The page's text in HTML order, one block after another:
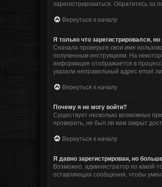
зарегистрироваться. Обратитесь
Вернуться к началу
Я только что зарегистрировался, но
Сначала проверьте свои имя
полученным инструкциям. На
информация отображается в
указали неправильный адрес email
Вернуться к началу
Почему я не могу войти?
Существует несколько возможных
проверить, не был ли вам закрыт
Вернуться к началу
Я давно зарегистрирован, но
Возможно, администратор по какой-
оставляющих сообщения, чтобы